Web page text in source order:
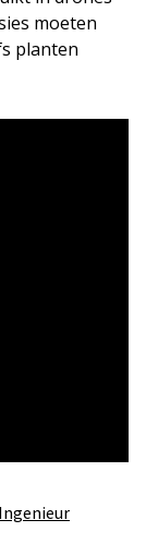
moeten
planten